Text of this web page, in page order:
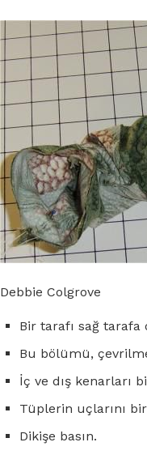
Debbie Colgrove
Bir tarafı sağ tarafa
Bu bölümü,
İç ve dış kenarları
Tüplerin uçlarını
Dikişe basın.